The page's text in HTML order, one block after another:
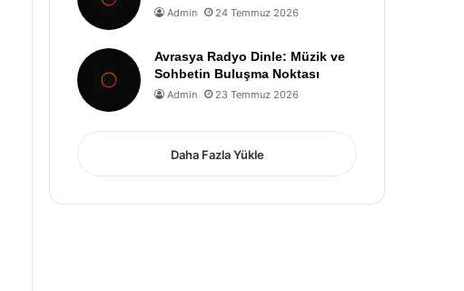
Admin 24 Temmuz 2026
Avrasya Radyo Dinle: Müzik ve
Sohbetin Buluşma Noktası
Admin 23 Temmuz 2026
Daha Fazla Yükle